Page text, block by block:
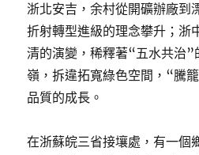
浙北安吉，余村從開礦辦廠到
折射轉型進級的理念攀升；浙
清的演變，稀釋著“五水共治”
嶺，拆違拓寬綠色空間，“騰
品質的成長。
在浙蘇皖三省接壤處，有一個